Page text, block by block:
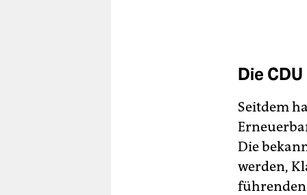
Die
Seitdem
Die
werden,
führenden